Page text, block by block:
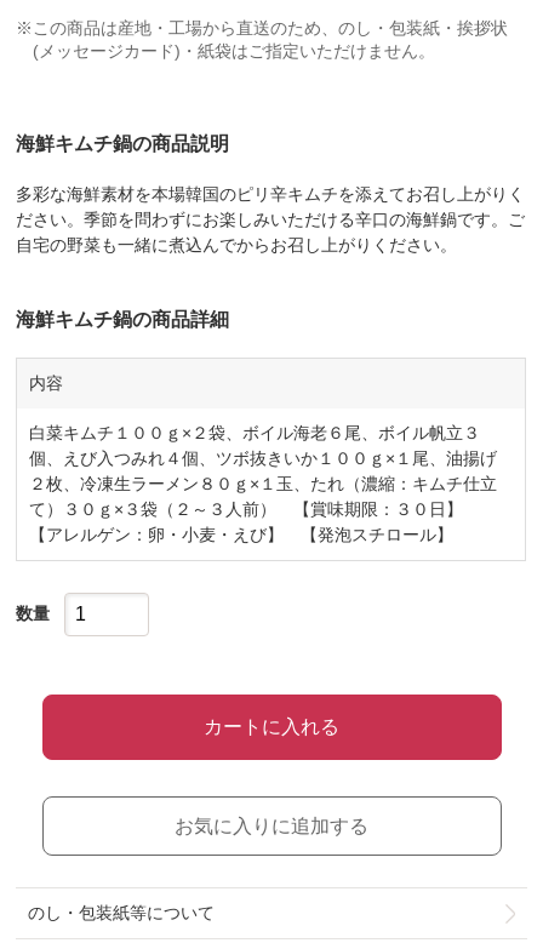
※この商品は産地・工場から直送のため、のし・包装紙・挨拶状
(メッセージカード)・紙袋はご指定いただけません。
海鮮キムチ鍋の商品説明
多彩な海鮮素材を本場韓国のピリ辛キムチを添えてお召し上がりく
ださい。季節を問わずにお楽しみいただける辛口の海鮮鍋です。ご
自宅の野菜も一緒に煮込んでからお召し上がりください。
海鮮キムチ鍋の商品詳細
内容
白菜キムチ１００ｇ×２袋、ボイル海老６尾、ボイル帆立３
個、えび入つみれ４個、ツボ抜きいか１００ｇ×１尾、油揚げ
２枚、冷凍生ラーメン８０ｇ×１玉、たれ（濃縮：キムチ仕立
て）３０ｇ×３袋（２～３人前） 【賞味期限：３０日】
【アレルゲン：卵・小麦・えび】 【発泡スチロール】
数量
カートに入れる
お気に入りに追加する
のし・包装紙等について